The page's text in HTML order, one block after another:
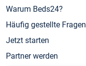
Warum Beds24?
Häufig gestellte Fragen
Jetzt starten
Partner werden